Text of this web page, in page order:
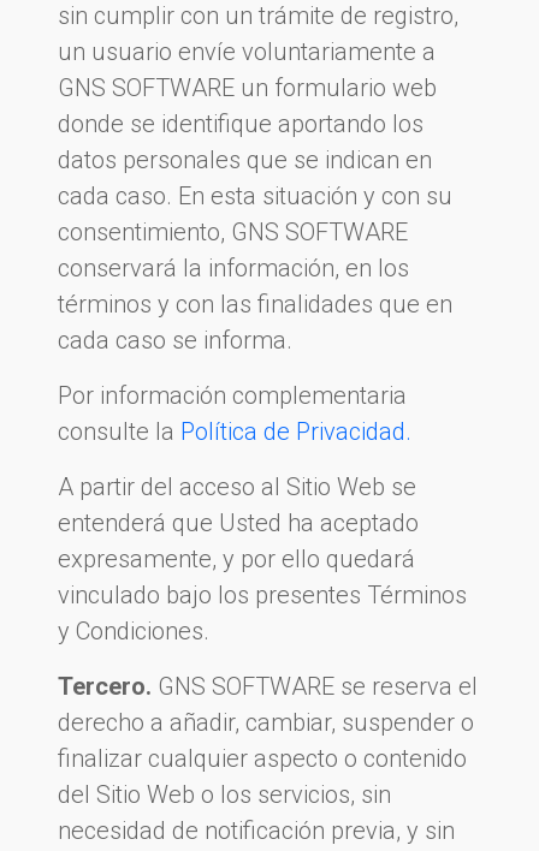
sin cumplir con un trámite de registro,
un usuario envíe voluntariamente a
GNS SOFTWARE un formulario web
donde se identifique aportando los
datos personales que se indican en
cada caso. En esta situación y con su
consentimiento, GNS SOFTWARE
conservará la información, en los
términos y con las finalidades que en
cada caso se informa.
Por información complementaria
consulte la Política de Privacidad.
A partir del acceso al Sitio Web se
entenderá que Usted ha aceptado
expresamente, y por ello quedará
vinculado bajo los presentes Términos
y Condiciones.
Tercero. GNS SOFTWARE se reserva el
derecho a añadir, cambiar, suspender o
finalizar cualquier aspecto o contenido
del Sitio Web o los servicios, sin
necesidad de notificación previa, y sin